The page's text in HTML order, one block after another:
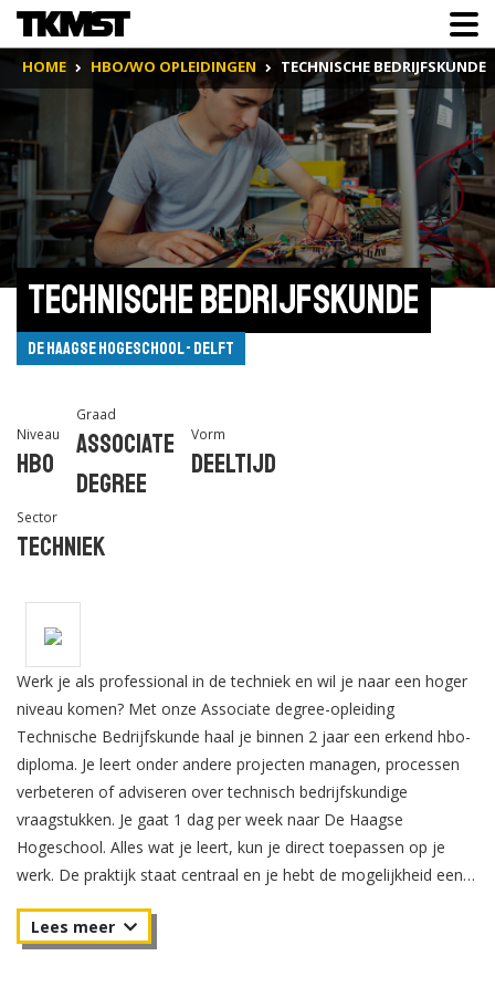
HOME HBO/WO OPLEIDINGEN TECHNISCHE BEDRIJFSKUNDE
Technische Bedrijfskunde
De Haagse Hogeschool - Delft
Niveau
Hbo
Graad
Associate
degree
Vorm
Deeltijd
Sector
Techniek
Werk je als professional in de techniek en wil je naar een hoger
niveau komen? Met onze Associate degree-opleiding
Technische Bedrijfskunde haal je binnen 2 jaar een erkend hbo-
diploma. Je leert onder andere projecten managen, processen
verbeteren of adviseren over technisch bedrijfskundige
vraagstukken. Je gaat 1 dag per week naar De Haagse
Hogeschool. Alles wat je leert, kun je direct toepassen op je
werk. De praktijk staat centraal en je hebt de mogelijkheid een
veel mogelijk en kun je gericht op je huidige en toekomstige